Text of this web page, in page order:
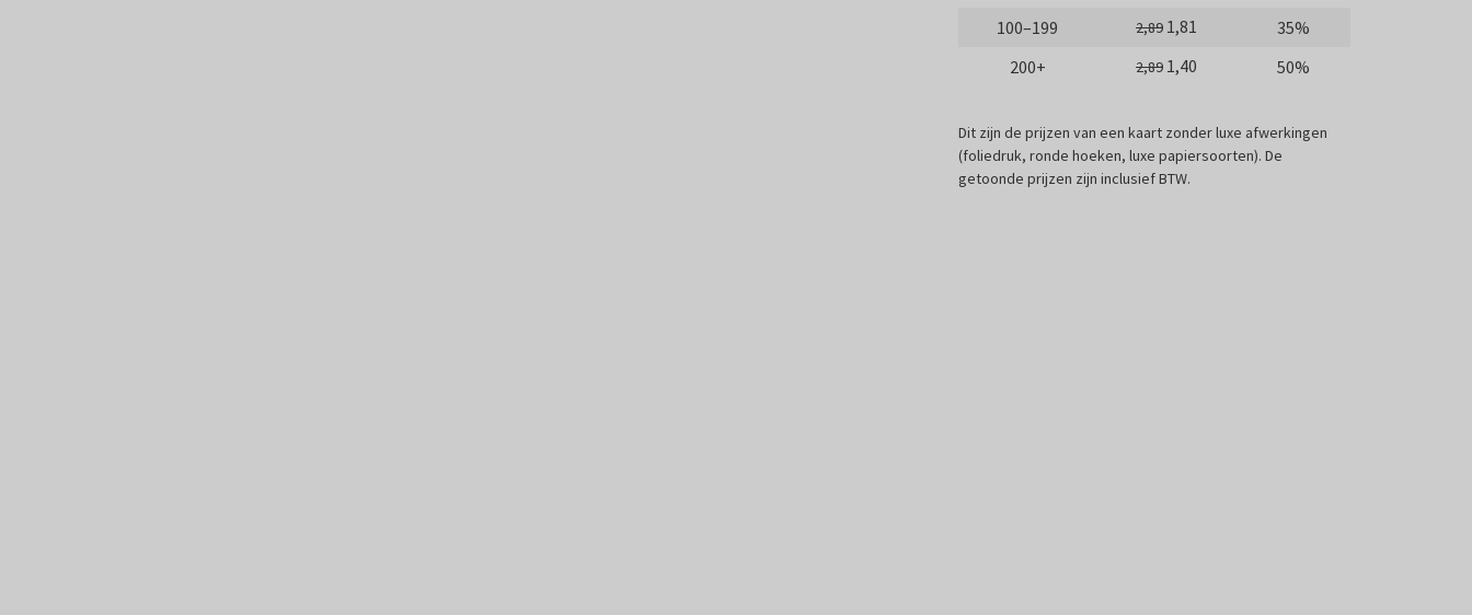
100–199
2,89 1,81
35%
200+
2,89 1,40 50%
Dit zijn de prijzen van een kaart zonder luxe afwerkingen
(foliedruk, ronde hoeken, luxe papiersoorten). De
getoonde prijzen zijn inclusief BTW.